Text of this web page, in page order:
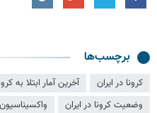
برچسب‌ها
کرونا در ایران آخرین آمار ابتلا به
وضعیت کرونا در ایران
واکسیناسیون